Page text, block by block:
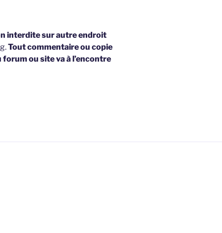
interdite sur autre endroit
Tout commentaire ou copie
ou site va à l’encontre